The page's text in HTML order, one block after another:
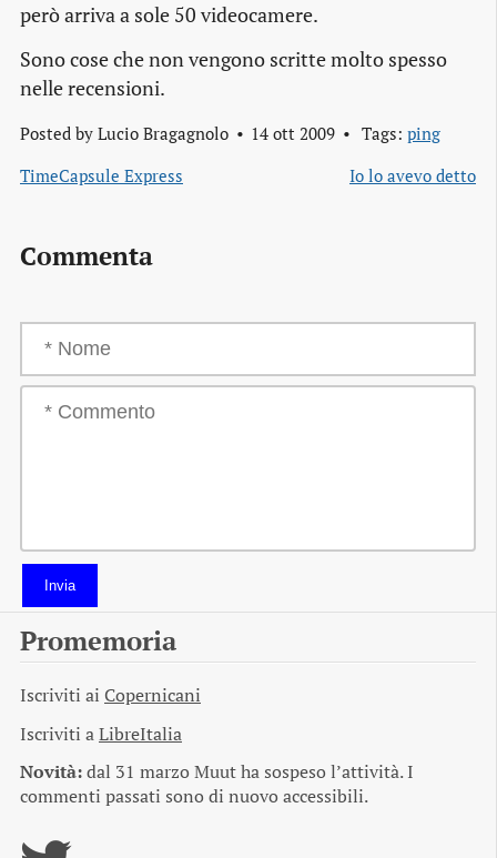
però arriva a sole 50 videocamere.
Sono cose che non vengono scritte molto spesso
nelle recensioni.
Posted by Lucio Bragagnolo 14 ott 2009 Tags: ping
TimeCapsule Express
Io lo avevo detto
Commenta
Invia
Promemoria
Iscriviti ai Copernicani
Iscriviti aLibreItalia
Novità:dal 31 marzo Muut ha sospeso l’attività. I
commenti passati sono di nuovo accessibili.